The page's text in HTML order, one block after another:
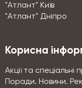
"Атлант" Київ
"Атлант" Дніпро
Корисна
Акції та спеціальні
Поради. Новини.